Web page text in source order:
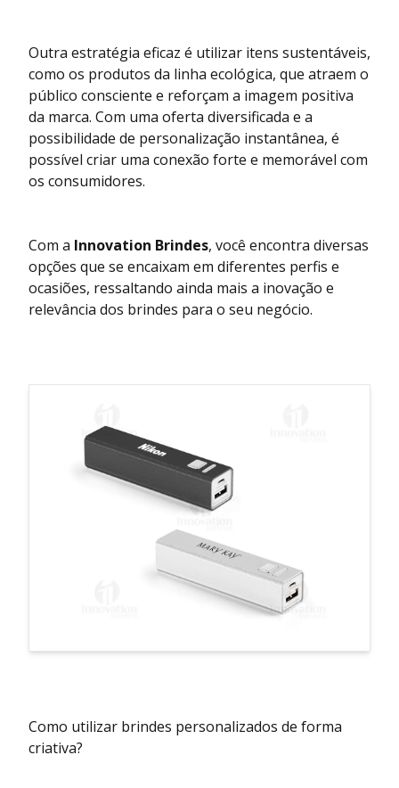
Outra estratégia eficaz é utilizar itens sustentáveis,
como os produtos da linha ecológica, que atraem o
público consciente e reforçam a imagem positiva
da marca. Com uma oferta diversificada e a
possibilidade de personalização instantânea, é
possível criar uma conexão forte e memorável com
os consumidores.
Com a Innovation Brindes, você encontra diversas
opções que se encaixam em diferentes perfis e
ocasiões, ressaltando ainda mais a inovação e
relevância dos brindes para o seu negócio.
Como utilizar brindes personalizados de forma
criativa?